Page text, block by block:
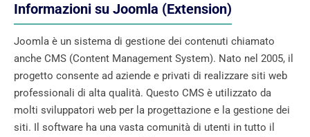
Informazioni su Joomla (Extension)
Joomla è un sistema di gestione dei contenuti chiamato
anche CMS (Content Management System). Nato nel 2005, il
progetto consente ad aziende e privati ​​di realizzare siti web
professionali di alta qualità. Questo CMS è utilizzato da
molti sviluppatori web per la progettazione e la gestione dei
siti. Il software ha una vasta comunità di utenti in tutto il